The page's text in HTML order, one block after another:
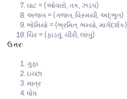
ઘાટ = (ઓવારો, તક, ઝડપ)
અજબ = (ગજબ, વિસ્મયી, અદ્ભુત)
ભોમિયો = (ભ્રમિત, ભમ્યો, માર્ગદર્શક)
ચિર = (ફાડવું, ચીરી, લાંબું)
ઉત્તરઃ
ગુફા
ઇચ્છા
માત્ર
ધોધ